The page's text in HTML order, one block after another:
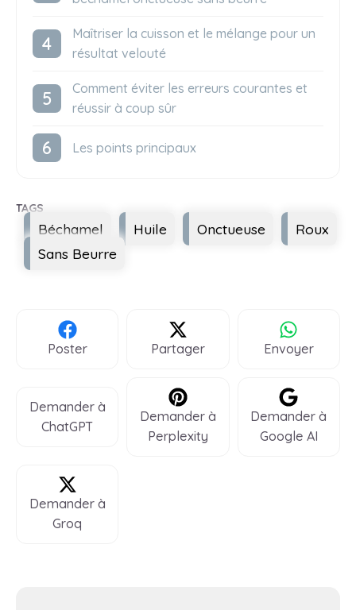
Maîtriser la cuisson et le mélange pour un
résultat velouté
Comment éviter les erreurs courantes et
réussir à coup sûr
Les points principaux
Béchamel Huile Onctueuse
Roux
Sans Beurre
Poster Partager Envoyer
Demander à
ChatGPT
Demander à
Perplexity
Demander à
Google AI
Demander à
Groq